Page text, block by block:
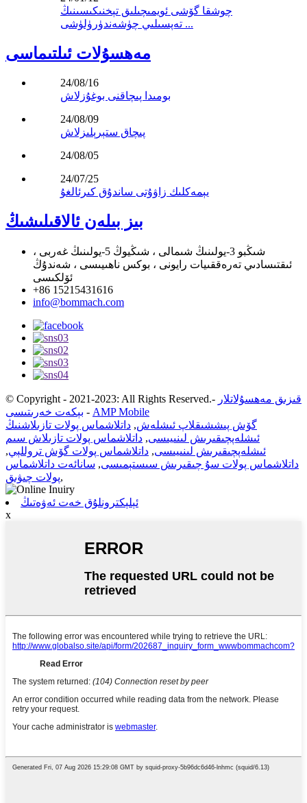
چوشقا گۆشى ئويمىچىلىق تېخنىكىسىنىڭ
تەپسىلىي چۈشەندۈرۈلۈشى ...
مەھسۇلات ئىلتىماسى
24/08/16
بومىدا پىچاقنى بوغۇزلاش
24/08/09
پىچاق ستېرېلىزلاش
24/08/05
24/07/25
يېمەكلىك زاۋۇتى ساندۇق كىرئالغۇ
بىز بىلەن ئالاقىلىشىڭ
شىڭبو 3-يولىنىڭ شىمالى ، شىڭيوڭ 5-يولىنىڭ غەربى ،
ئىقتىسادىي تەرەققىيات رايونى ، بوكس ​​ناھىيىسى ، شەندۇڭ
ئۆلكىسى
+86 15215431616
info@bommach.com
© Copyright - 2021-2023: All Rights Reserved. قىزىق مەھسۇلاتلار -
بېكەت خەرىتىسى - AMP Mobile
گۆش پىششىقلاپ ئىشلەش, داتلاشماس پولات تازىلاشنىڭ
ئىشلەپچىقىرىش لىنىيىسى, داتلاشماس پولات تازىلاش سىم
ئىشلەپچىقىرىش لىنىيىسى, داتلاشماس پولات گۆش تروللېي,
داتلاشماس پولات سۇ چىقىرىش سىستېمىسى, سانائەت داتلاشماس
پولات چىۋىق,
ئېلېكترونلۇق خەت ئەۋەتىڭ
x